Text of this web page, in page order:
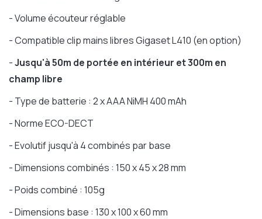
- Volume écouteur réglable
- Compatible clip mains libres Gigaset L410 (en option)
-Jusqu'à 50m de portée en intérieur et 300m en
champ libre
- Type de batterie : 2 x AAA NiMH 400 mAh
- Norme ECO-DECT
- Evolutif jusqu'à 4 combinés par base
- Dimensions combinés : 150 x 45 x 28 mm
- Poids combiné : 105g
- Dimensions base : 130 x 100 x 60 mm